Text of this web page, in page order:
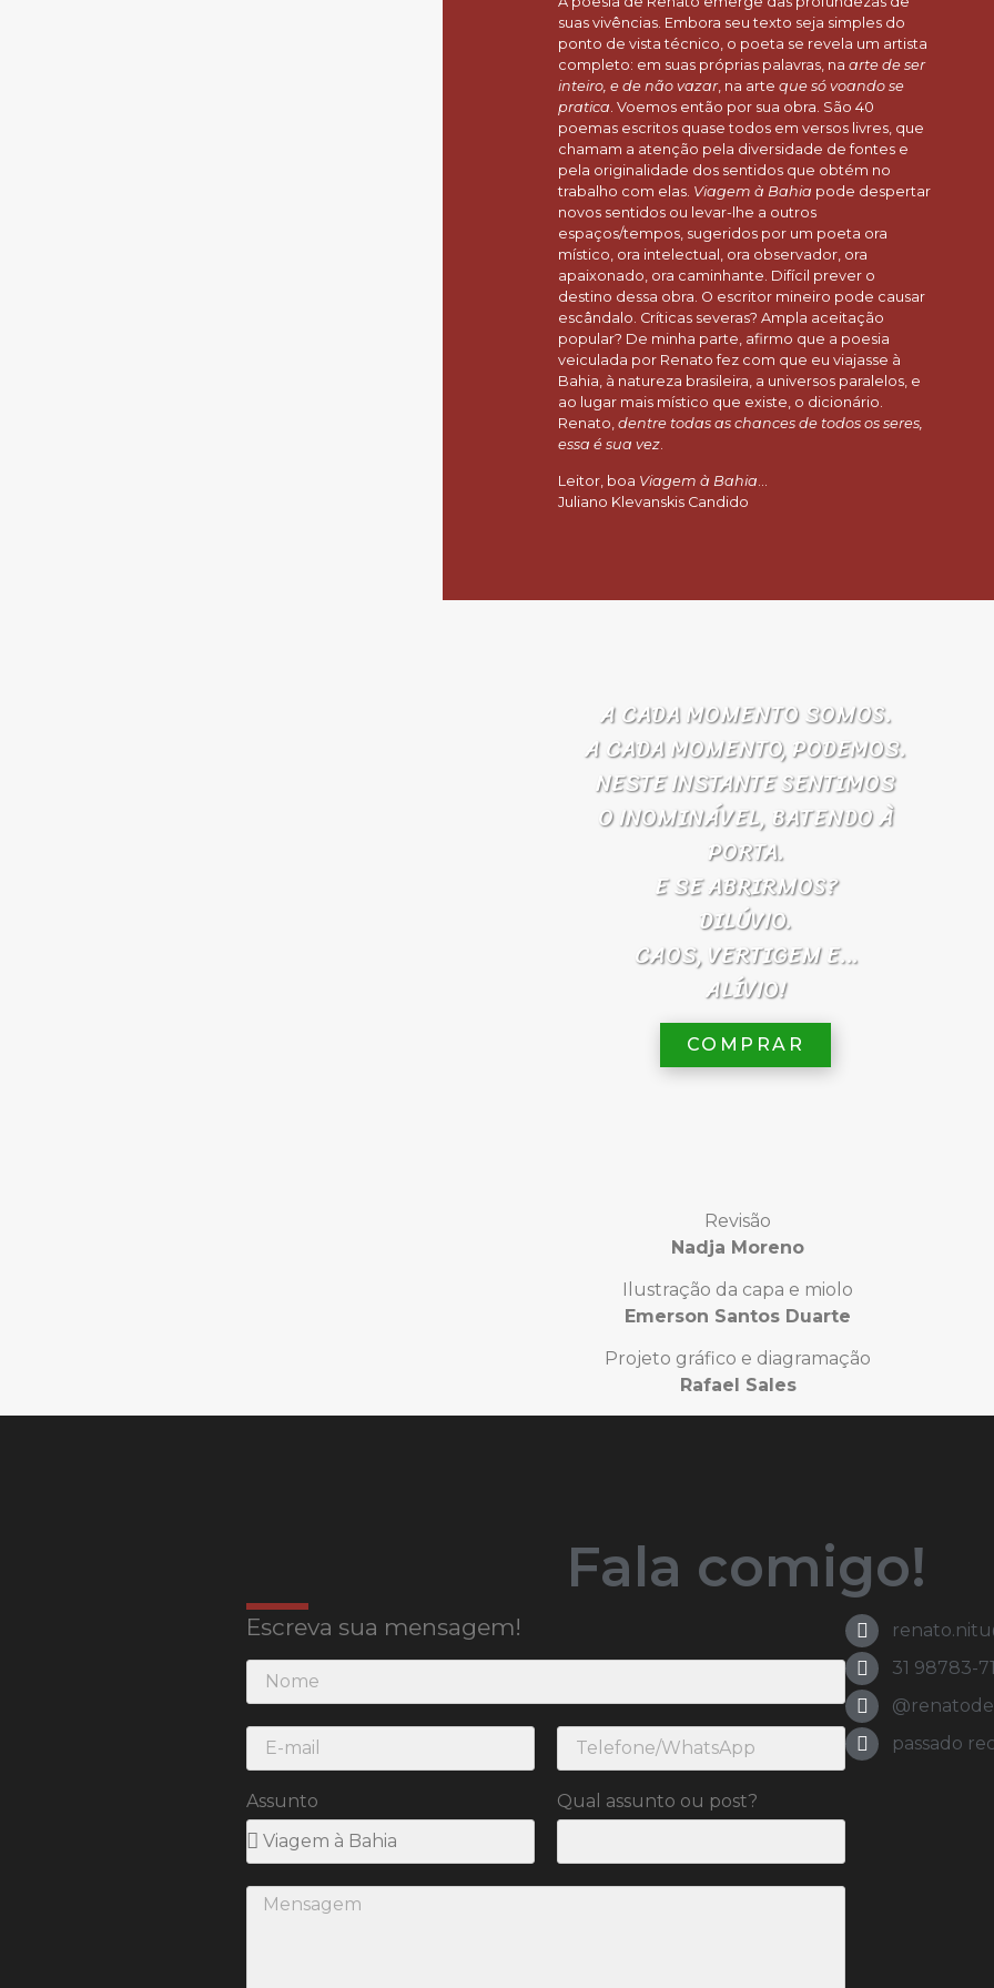
suas vivências. Embora seu texto seja simples do
ponto de vista técnico, o poeta se revela um artista
completo: em suas próprias palavras, naarte de ser
inteiro, e de não vazar, na arteque só voando se
pratica. Voemos então por sua obra. São 40
poemas escritos quase todos em versos livres, que
chamam a atenção pela diversidade de fontes e
pela originalidade dos sentidos que obtém no
trabalho com elas. Viagem à Bahia pode despertar
novos sentidos ou levar-lhe a outros
espaços/tempos, sugeridos por um poeta ora
místico, ora intelectual, ora observador, ora
apaixonado, ora caminhante. Difícil prever o
destino dessa obra. O escritor mineiro pode causar
escândalo. Críticas severas? Ampla aceitação
popular? De minha parte, afirmo que a poesia
veiculada por Renato fez com que eu viajasse à
Bahia, à natureza brasileira, a universos paralelos, e
ao lugar mais místico que existe, o dicionário.
Renato,dentre todas as chances de todos os seres,
essa é sua vez.
Leitor, boa Viagem à Bahia…
Juliano Klevanskis Candido
A CADA MOMENTO SOMOS.
A CADA MOMENTO, PODEMOS.
NESTE INSTANTE SENTIMOS
O INOMINÁVEL, BATENDO À
PORTA.
E SE ABRIRMOS?
DILÚVIO.
CAOS, VERTIGEM E…
ALÍVIO!
COMPRAR
Revisão
Nadja Moreno
Ilustração da capa e miolo
Emerson Santos Duarte
Projeto gráfico e diagramação
Rafael Sales
Fala comigo!
Escreva sua mensagem!
Assunto Qual assunto ou post?
31 98783-
passado